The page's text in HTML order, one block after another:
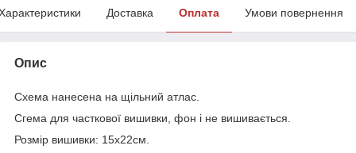
Доставка Оплата Умови повернення
Опис
Схема нанесена на щільний атлас.
Сгема для часткової вишивки, фон і не вишивається.
Розмір вишивки: 15х22см.